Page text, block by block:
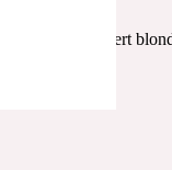
K89 Hair Expert